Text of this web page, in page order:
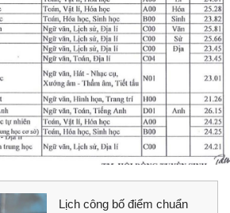
Lịch công bố điểm chuẩn